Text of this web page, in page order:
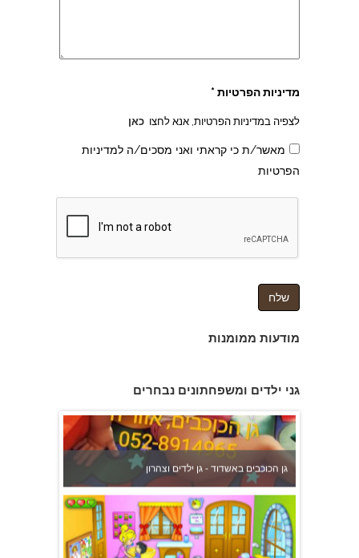
מדיניות הפרטיות *
לצפיה במדיניות הפרטיות, אנא לחצו כאן
מאשר/ת כי קראתי ואני מסכים/ה למדיניות
הפרטיות
מודעות ממומנות
גני ילדים ומשפחתונים נבחרים
גן הכוכבים באשדוד - גן ילדים וצהרון